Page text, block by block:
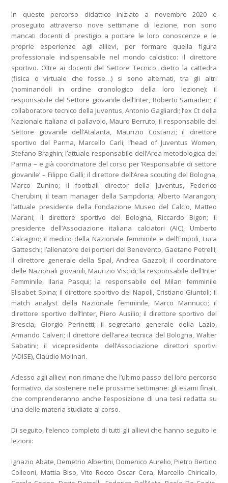
In questo percorso didattico iniziato a novembre 2020 e
proseguito attraverso nove settimane di lezione, non sono
mancati docenti di prestigio a portare le loro conoscenze e le
proprie esperienze agli allievi, per formare quella figura
professionale indispensabile nel mondo calcistico: il direttore
sportivo. Oltre ai docenti del Settore Tecnico, dietro la cattedra
(fisica o virtuale che fosse…) si sono alternati, tra gli altri
(nominandoli in ordine cronologico della loro lezione): il
responsabile del Settore giovanile dell’Inter, Roberto Samaden; il
collaboratore tecnico della Juventus, Antonio Gagliardi; l’ex Ct della
Nazionale italiana di pallavolo, Mauro Berruto; il responsabile del
Settore giovanile dell’Atalanta, Maurizio Costanzi; il direttore
sportivo del Parma, Marcello Carli; l’head of Juventus Women,
Stefano Braghin; l’attuale responsabile dell’Area metodologica del
Parma – e già coordinatore del corso per ‘Responsabile di settore
giovanile’ – Filippo Galli; il direttore dell’Area scouting del Bologna,
Marco Zunino; il football director della Juventus, Federico
Cherubini; il team manager della Sampdoria, Alberto Marangon;
l’attuale presidente della Fondazione Museo del Calcio, Matteo
Marani; il direttore sportivo del Bologna, Riccardo Bigon; il
presidente dell’Associazione italiana calciatori (AIC), Umberto
Calcagno; il medico della Nazionale femminile e dell’Empoli, Luca
Gatteschi; l’allenatore dei portieri del Benevento, Gaetano Petrelli;
il direttore generale della Spal, Andrea Gazzoli; il coordinatore
delle Nazionali giovanili, Maurizio Viscidi; la responsabile dell’Inter
Femminile, Ilaria Pasqui; la responsabile del Milan femminile
Elisabet Spina; il direttore sportivo del Napoli, Cristiano Giuntoli; il
match analyst della Nazionale femminile, Marco Mannucci; il
direttore sportivo dell’Inter, Piero Ausilio; il direttore sportivo del
Brescia, Giorgio Perinetti; il segretario generale della Lazio,
Armando Calveri; il direttore dell’area tecnica del Bologna, Walter
Sabatini; il vicepresidente dell’Associazione direttori sportivi
(ADISE), Claudio Molinari.
Adesso agli allievi non rimane che l’ultimo passo del loro percorso
formativo, da sostenere nelle prossime settimane: gli esami finali,
che comprenderanno anche l’esposizione di una tesi redatta su
una delle materia studiate al corso.
Di seguito, l’elenco completo di tutti gli allievi che hanno seguito le
lezioni:
Ignazio Abate, Demetrio Albertini, Domenico Aurelio, Pietro Bertino
Colleoni, Mattia Biso, Vito Rocco Oscar Cera, Marcello Chiricallo,